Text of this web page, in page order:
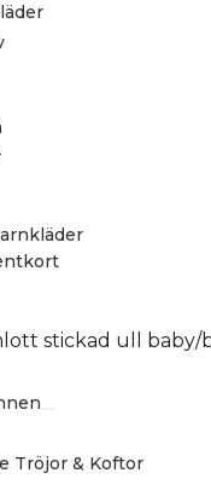
Tröjor & Koftor